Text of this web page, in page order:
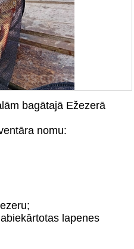
bagātajā Ežezerā
nomu:
lapenes